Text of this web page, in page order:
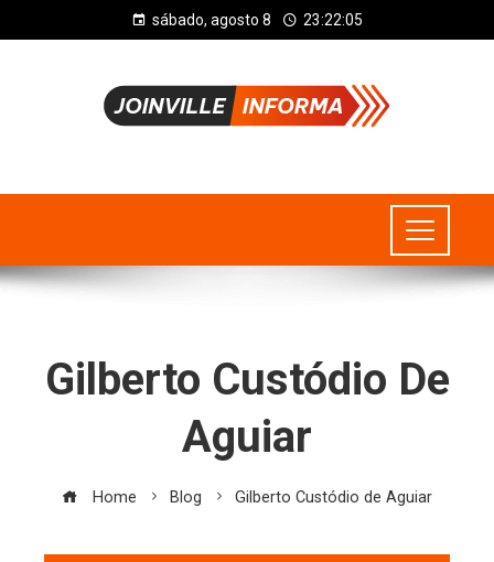
sábado, agosto 8 23:22:05
Gilberto Custódio De
Aguiar
Home Blog Gilberto Custódio de Aguiar